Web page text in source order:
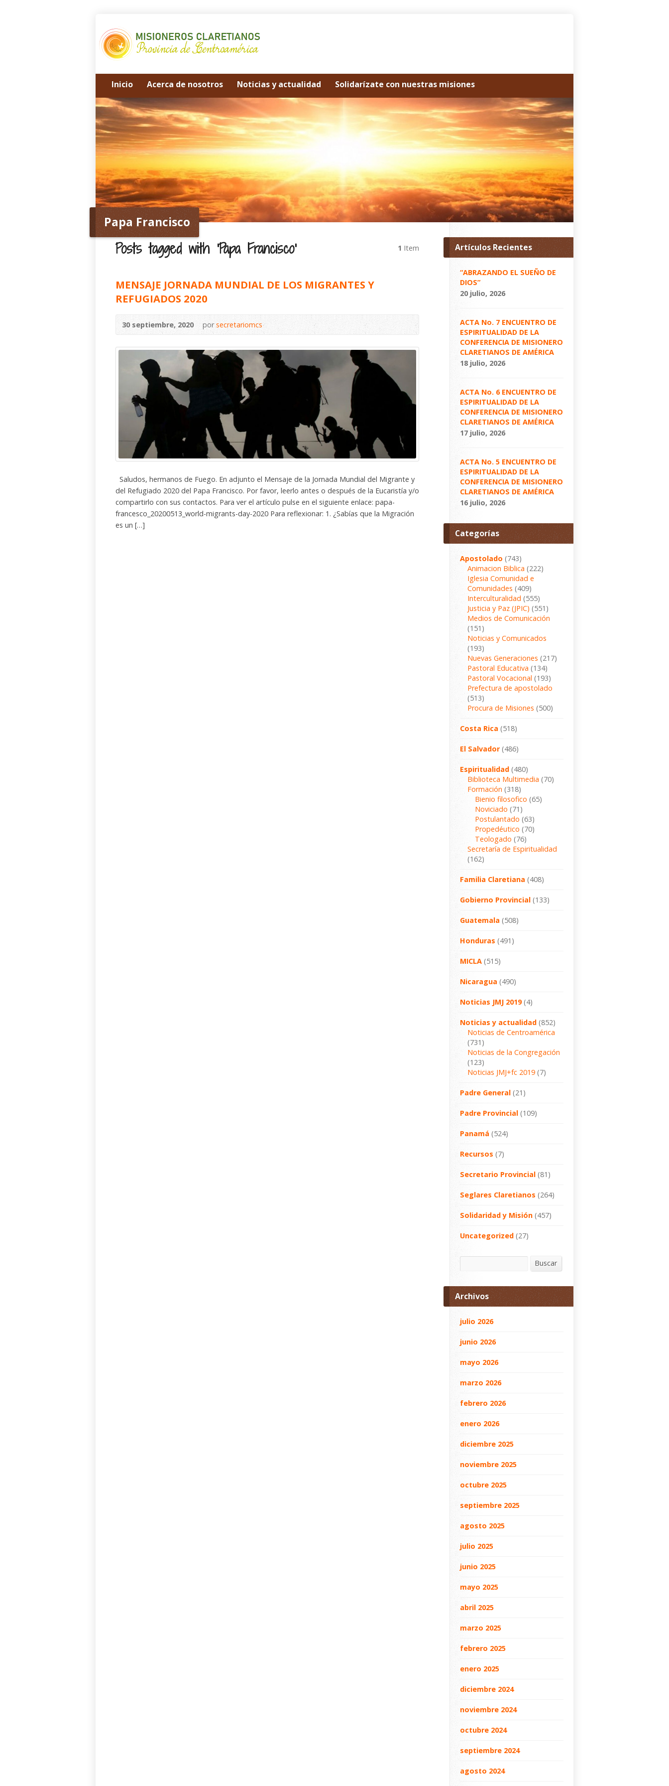
Inicio Acerca de nosotros Noticias y actualidad Solidarízate con nuestras misiones
Papa Francisco
Posts tagged with ‘Papa Francisco’ 1 Item
MENSAJE JORNADA MUNDIAL DE LOS MIGRANTES Y
REFUGIADOS 2020
30 septiembre, 2020 porsecretariomcs
Saludos, hermanos de Fuego. En adjunto el Mensaje de la Jornada Mundial del Migrante y
del Refugiado 2020 del Papa Francisco. Por favor, leerlo antes o después de la Eucaristía y/o
compartirlo con sus contactos. Para ver el artículo pulse en el siguiente enlace: papa-
francesco_20200513_world-migrants-day-2020 Para reflexionar: 1. ¿Sabías que la Migración
es un […]
Artículos Recientes
“ABRAZANDO EL SUEÑO DE
DIOS”
20 julio, 2026
ACTA No. 7 ENCUENTRO DE
ESPIRITUALIDAD DE LA
CONFERENCIA DE MISIONERO
CLARETIANOS DE AMÉRICA
18 julio, 2026
ACTA No. 6 ENCUENTRO DE
ESPIRITUALIDAD DE LA
CONFERENCIA DE MISIONERO
CLARETIANOS DE AMÉRICA
17 julio, 2026
ACTA No. 5 ENCUENTRO DE
ESPIRITUALIDAD DE LA
CONFERENCIA DE MISIONERO
CLARETIANOS DE AMÉRICA
16 julio, 2026
Categorías
Apostolado (743)
Animacion Biblica (222)
Iglesia Comunidad e
Comunidades (409)
Interculturalidad (555)
Justicia y Paz (JPIC) (551)
Medios de Comunicación
(151)
Noticias y Comunicados
(193)
Nuevas Generaciones (217)
Pastoral Educativa (134)
Pastoral Vocacional (193)
Prefectura de apostolado
(513)
Procura de Misiones (500)
Costa Rica (518)
El Salvador(486)
Espiritualidad (480)
Biblioteca Multimedia (70)
Formación (318)
Bienio filosofico (65)
Noviciado (71)
Postulantado (63)
Propedéutico (70)
Teologado (76)
Secretaría de Espiritualidad
(162)
Familia Claretiana (408)
Gobierno Provincial (133)
Guatemala (508)
Honduras (491)
MICLA (515)
Nicaragua (490)
Noticias JMJ 2019(4)
Noticias y actualidad (852)
Noticias de Centroamérica
(731)
Noticias de la Congregación
(123)
Noticias JMJ+fc 2019 (7)
Padre General (21)
Padre Provincial (109)
Panamá (524)
Recursos (7)
Secretario Provincial (81)
Seglares Claretianos (264)
Solidaridad y Misión (457)
Uncategorized (27)
Buscar
Archivos
julio 2026
junio 2026
mayo 2026
marzo 2026
febrero 2026
enero 2026
diciembre 2025
noviembre 2025
octubre 2025
septiembre 2025
agosto 2025
julio 2025
junio 2025
mayo 2025
abril 2025
marzo 2025
febrero 2025
enero 2025
diciembre 2024
noviembre 2024
octubre 2024
septiembre 2024
agosto 2024